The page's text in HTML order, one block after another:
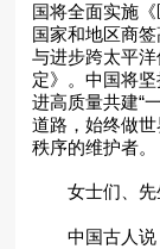
国将全面实施
国家和地区商
与进步跨太平
定》。中国将
进高质量共建“
道路，始终做
秩序的维护者。
女士们、先
中国古人